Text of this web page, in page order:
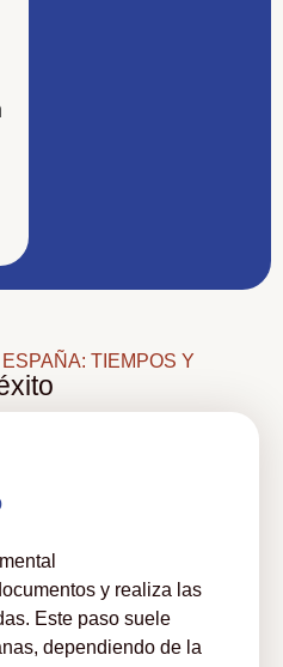
TIEMPOS Y
y realiza las
Este paso suele
dependiendo de la